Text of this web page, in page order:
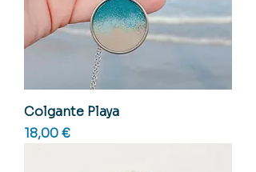
Colgante Playa
Precio
18,00 €